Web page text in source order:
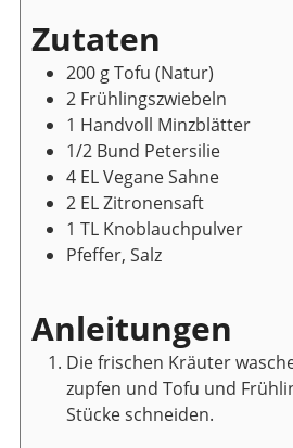
Zutaten
200 gTofu (Natur)
2 Frühlingszwiebeln
1 Handvoll Minzblätter
1/2 Bund Petersilie
4 ELVegane Sahne
2 ELZitronensaft
1 TL Knoblauchpulver
Pfeffer, Salz
Anleitungen
Die frischen Kräuter
zupfen und Tofu und
Stücke schneiden.